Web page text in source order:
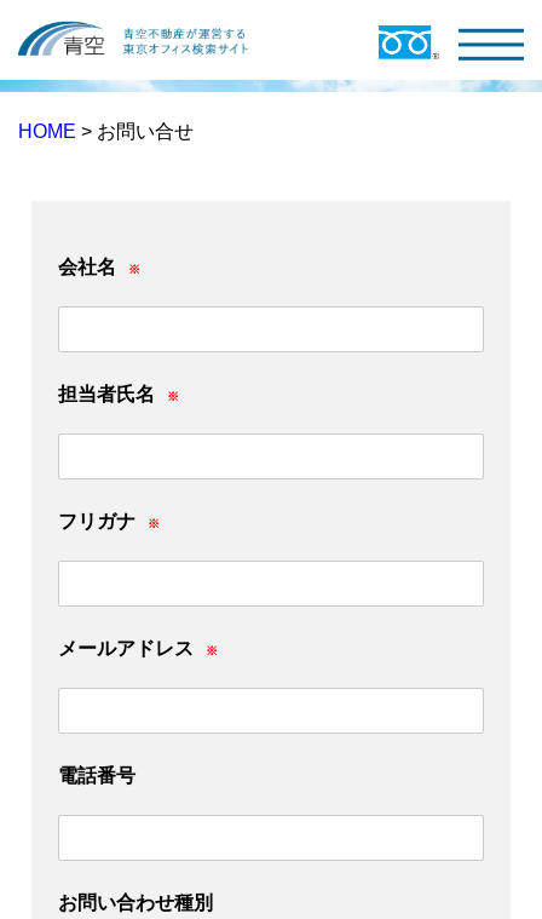
HOME > お問い合せ
会社名 ※
担当者氏名 ※
フリガナ ※
メールアドレス ※
電話番号
お問い合わせ種別